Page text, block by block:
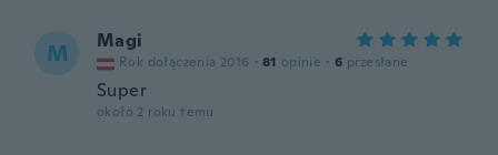
M Magi
Rok dołączenia 2016 · 81 opinie · 6 przesłane
Super
około 2 roku temu